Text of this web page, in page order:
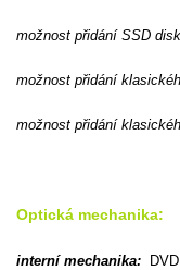
možnost přidání SSD
možnost přidání
možnost přidání
Optická mechanika:
interní mechanika: